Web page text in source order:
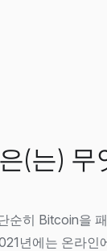
(는) 무
순히 Bitcoin을
년에는 온라인